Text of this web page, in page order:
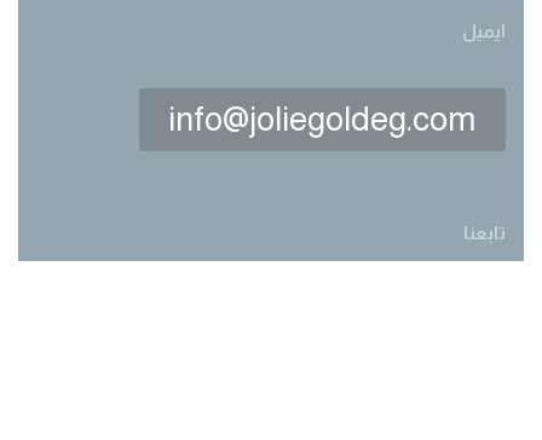
ايميل
info@joliegoldeg.com
تابعنا